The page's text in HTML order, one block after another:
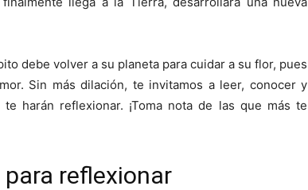
debe volver a su planeta para cuidar a su flor, pues
Sin más dilación, te invitamos a leer, conocer y
harán reflexionar. ¡Toma nota de las que más te
reflexionar